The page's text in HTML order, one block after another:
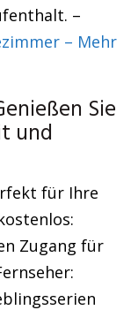
–
– Mehr
Sie
und
für Ihre
Zugang für